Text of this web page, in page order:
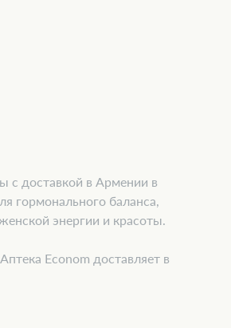
с доставкой в Армении в
гормонального баланса,
энергии и красоты.
Econom доставляет в